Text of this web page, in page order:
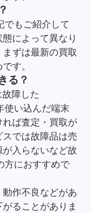
でもご紹介して
によって異なり
ずは最新の買取
す。
る？
障した
使い込んだ端末
ば査定・買取が
では故障品は売
入らないなど故
方におすすめで
作不良などがあ
ることがありま